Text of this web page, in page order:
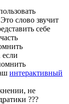
слово звучит
себе
интерактивный
не
???